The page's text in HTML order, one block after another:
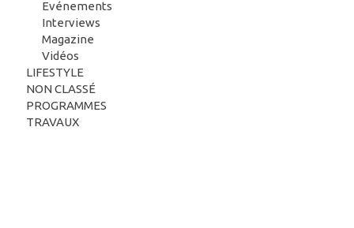
Evénements
Interviews
Magazine
Vidéos
LIFESTYLE
NON CLASSÉ
PROGRAMMES
TRAVAUX